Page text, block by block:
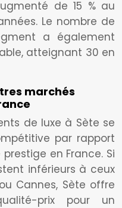
de 15 % au
Le nombre de
a également
atteignant 30 en
marchés
de luxe à Sète se
par rapport
en France. Si
inférieurs à ceux
Cannes, Sète offre
prix pour un